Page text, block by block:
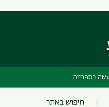
בספרייה
חיפוש באתר